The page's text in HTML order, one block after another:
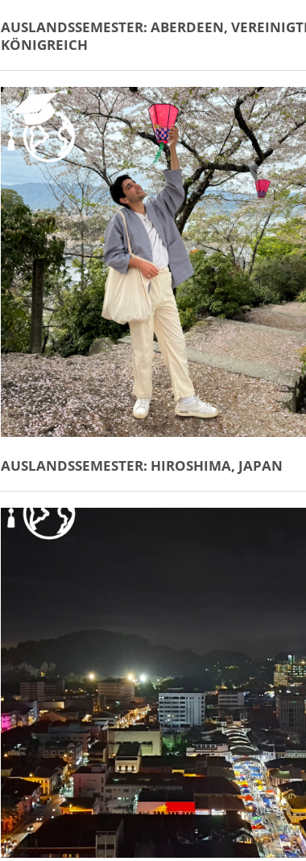
AUSLANDSSEMESTER: ABERDEEN,
KÖNIGREICH
AUSLANDSSEMESTER: HIROSHIMA, JAPAN